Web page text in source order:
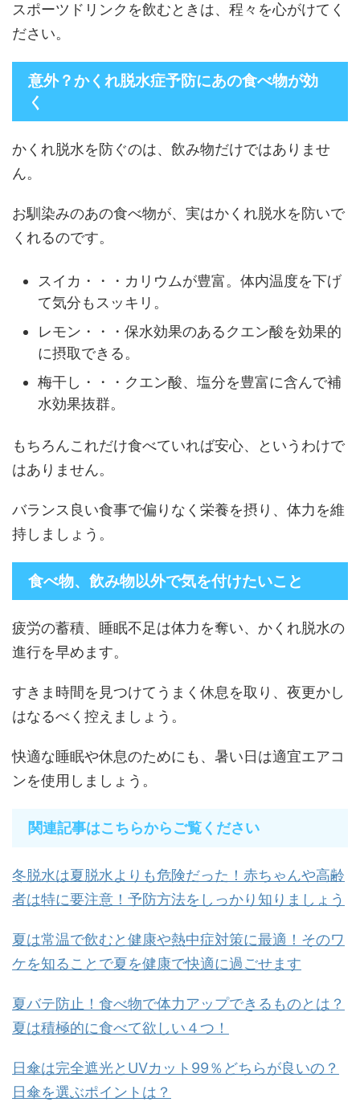
スポーツドリンクを飲むときは、程々を心がけてく
ださい。
意外？かくれ脱水症予防にあの食べ物が効
く
かくれ脱水を防ぐのは、飲み物だけではありませ
ん。
お馴染みのあの食べ物が、実はかくれ脱水を防いで
くれるのです。
スイカ・・・カリウムが豊富。体内温度を下げ
て気分もスッキリ。
レモン・・・保水効果のあるクエン酸を効果的
に摂取できる。
梅干し・・・クエン酸、塩分を豊富に含んで補
水効果抜群。
もちろんこれだけ食べていれば安心、というわけで
はありません。
バランス良い食事で偏りなく栄養を摂り、体力を維
持しましょう。
食べ物、飲み物以外で気を付けたいこと
疲労の蓄積、睡眠不足は体力を奪い、かくれ脱水の
進行を早めます。
すきま時間を見つけてうまく休息を取り、夜更かし
はなるべく控えましょう。
快適な睡眠や休息のためにも、暑い日は適宜エアコ
ンを使用しましょう。
関連記事はこちらからご覧ください
冬脱水は夏脱水よりも危険だった！赤ちゃんや高齢
者は特に要注意！予防方法をしっかり知りましょう
夏は常温で飲むと健康や熱中症対策に最適！そのワ
ケを知ることで夏を健康で快適に過ごせます
夏バテ防止！食べ物で体力アップできるものとは？
夏は積極的に食べて欲しい４つ！
日傘は完全遮光とUVカット99％どちらが良いの？
日傘を選ぶポイントは？